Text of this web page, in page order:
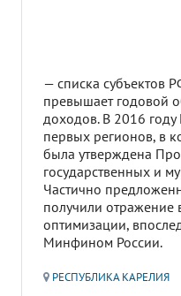
— списка субъектов
превышает годовой
доходов. В 2016
первых регионов, в
была утверждена
государственных и
Частично
получили отражение
оптимизации,
Минфином России.
РЕСПУБЛИКА КАРЕЛИЯ